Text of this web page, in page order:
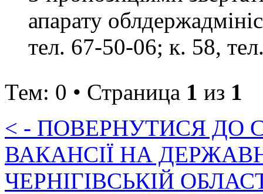
апарату
тел. 67-50-06; к. 58,
Тем: 0 • Страница 1 из 1
< - ПОВЕРНУТИСЯ ДО
ВАКАНСІЇ НА
ЧЕРНІГІВСЬКІЙ